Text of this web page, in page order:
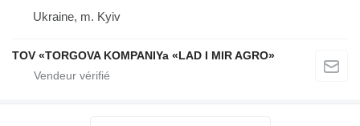
Ukraine, m. Kyiv
TOV «TORGOVA KOMPANIYa «LAD I MIR AGRO»